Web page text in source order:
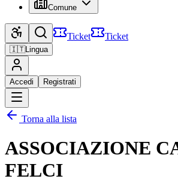
Comune
Ticket Ticket
🇮🇹Lingua
Accedi Registrati
Torna alla lista
ASSOCIAZIONE
FELCI